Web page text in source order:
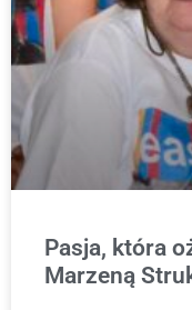
Pasja, która
Marzeną